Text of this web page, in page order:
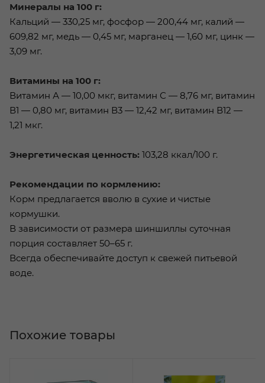
Минералы на 100 г:
Кальций — 330,25 мг, фосфор — 200,44 мг, калий —
609,82 мг, медь — 0,45 мг, марганец — 1,60 мг, цинк —
3,09 мг.
Витамины на 100 г:
Витамин А — 10,00 мкг, витамин С — 8,76 мг, витамин
В1 — 0,80 мг, витамин В3 — 12,42 мг, витамин В12 —
1,21 мкг.
Энергетическая ценность: 103,28 ккал/100 г.
Рекомендации по кормлению:
Корм предлагается вволю в сухие и чистые
кормушки.
В зависимости от размера шиншиллы суточная
порция составляет 50–65 г.
Всегда обеспечивайте доступ к свежей питьевой
воде.
Похожие товары